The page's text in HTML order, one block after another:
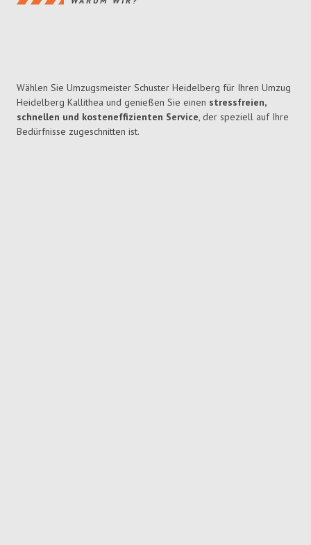
Wählen Sie Umzugsmeister Schuster Heidelberg für Ihren Umzug
Heidelberg Kallithea und genießen Sie einen stressfreien,
schnellen und kosteneffizienten Service, der speziell auf Ihre
Bedürfnisse zugeschnitten ist.